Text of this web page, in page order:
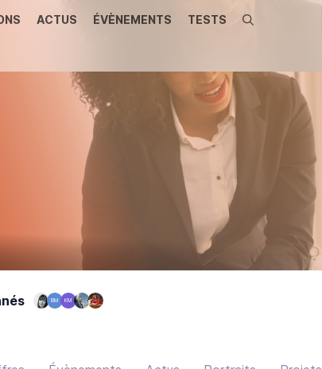
ACTUS ÉVÈNEMENTS TESTS Recherche
BM KM